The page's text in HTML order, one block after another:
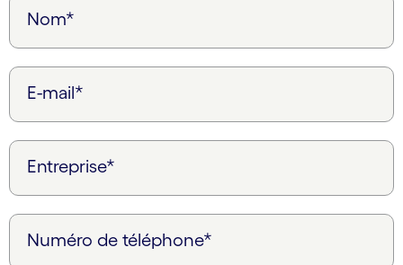
Nom*
E-mail*
Entreprise*
Numéro de téléphone*